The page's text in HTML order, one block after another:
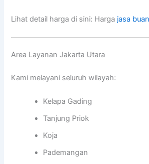
Lihat detail harga di sini: Harga jasa
Area Layanan Jakarta Utara
Kami melayani seluruh wilayah:
Kelapa Gading
Tanjung Priok
Koja
Pademangan